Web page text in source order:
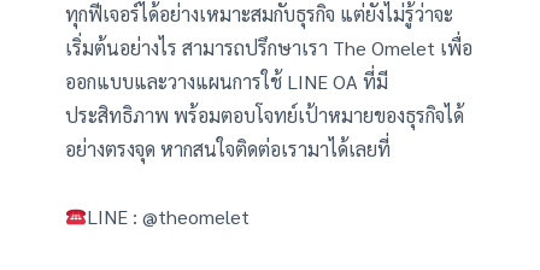
ทุกฟีเจอร์ได้อย่างเหมาะสมกับธุรกิจ แต่ยังไม่รู้ว่าจะ
เริ่มต้นอย่างไร สามารถปรึกษาเรา The Omelet เพื่อ
ออกแบบและวางแผนการใช้ LINE OA ที่มี
ประสิทธิภาพ พร้อมตอบโจทย์เป้าหมายของธุรกิจได้
อย่างตรงจุด หากสนใจติดต่อเรามาได้เลยที่
LINE : @theomelet